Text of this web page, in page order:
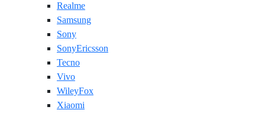
Realme
Samsung
Sony
SonyEricsson
Tecno
Vivo
WileyFox
Xiaomi